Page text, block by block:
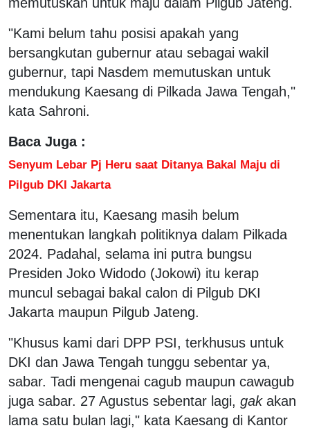
"Kami belum tahu posisi apakah yang
bersangkutan gubernur atau sebagai wakil
gubernur, tapi Nasdem memutuskan untuk
mendukung Kaesang di Pilkada Jawa Tengah,"
kata Sahroni.
Baca Juga :
Senyum Lebar Pj Heru saat Ditanya Bakal Maju di
Pilgub DKI Jakarta
Sementara itu, Kaesang masih belum
menentukan langkah politiknya dalam Pilkada
2024. Padahal, selama ini putra bungsu
Presiden Joko Widodo (Jokowi) itu kerap
muncul sebagai bakal calon di Pilgub DKI
Jakarta maupun Pilgub Jateng.
"Khusus kami dari DPP PSI, terkhusus untuk
DKI dan Jawa Tengah tunggu sebentar ya,
sabar. Tadi mengenai cagub maupun cawagub
juga sabar. 27 Agustus sebentar lagi, gakakan
lama satu bulan lagi," kata Kaesang di Kantor